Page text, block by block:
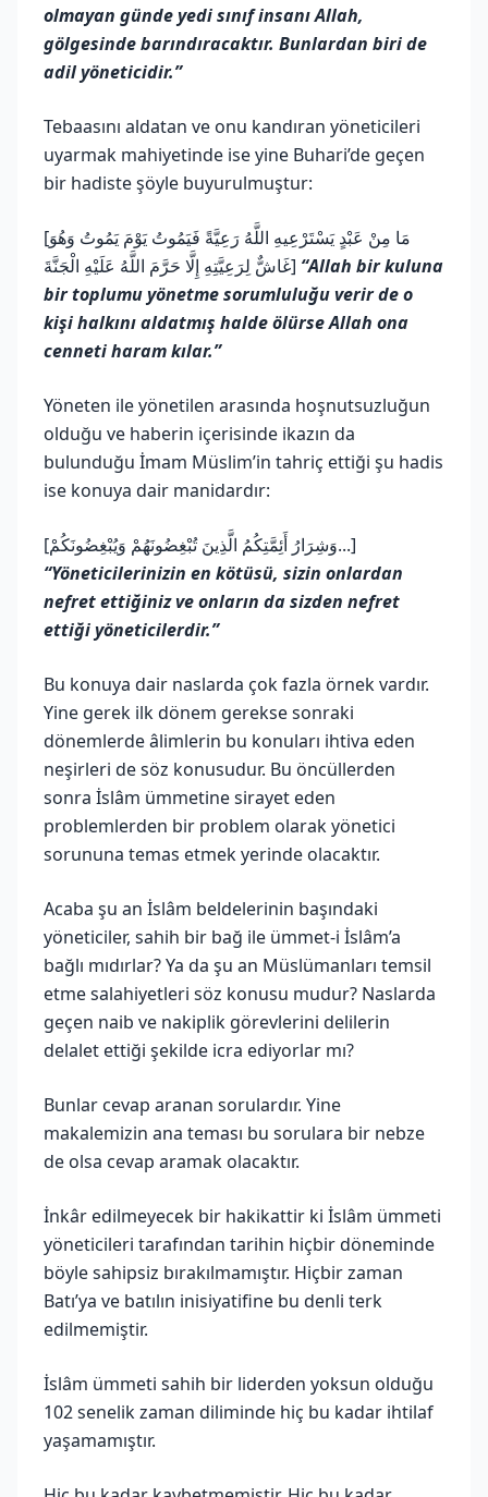
olmayan günde yedi sınıf insanı Allah,
gölgesinde barındıracaktır. Bunlardan biri de
adil yöneticidir.”
Tebaasını aldatan ve onu kandıran yöneticileri
uyarmak mahiyetinde ise yine Buhari’de geçen
bir hadiste şöyle buyurulmuştur:
[مَا مِنْ عَبْدٍ يَسْتَرْعِيهِ اللَّهُ رَعِيَّةً فَيَمُوتُ يَوْمَ يَمُوتُ وَهُوَ
غَاشٌّ لِرَعِيَّتِهِ إِلَّا حَرَّمَ اللَّهُ عَلَيْهِ الْجَنَّةَ] “Allah bir kuluna
bir toplumu yönetme sorumluluğu verir de o
kişi halkını aldatmış halde ölürse Allah ona
cenneti haram kılar.”
Yöneten ile yönetilen arasında hoşnutsuzluğun
olduğu ve haberin içerisinde ikazın da
bulunduğu İmam Müslim’in tahriç ettiği şu hadis
ise konuya dair manidardır:
[وَشِرَارُ أَئِمَّتِكُمُ الَّذِينَ تُبْغِضُونَهُمْ وَيُبْغِضُونَكُمْ...]
“Yöneticilerinizin en kötüsü, sizin onlardan
nefret ettiğiniz ve onların da sizden nefret
ettiği yöneticilerdir.”
Bu konuya dair naslarda çok fazla örnek vardır.
Yine gerek ilk dönem gerekse sonraki
dönemlerde âlimlerin bu konuları ihtiva eden
neşirleri de söz konusudur. Bu öncüllerden
sonra İslâm ümmetine sirayet eden
problemlerden bir problem olarak yönetici
sorununa temas etmek yerinde olacaktır.
Acaba şu an İslâm beldelerinin başındaki
yöneticiler, sahih bir bağ ile ümmet-i İslâm’a
bağlı mıdırlar? Ya da şu an Müslümanları temsil
etme salahiyetleri söz konusu mudur? Naslarda
geçen naib ve nakiplik görevlerini delilerin
delalet ettiği şekilde icra ediyorlar mı?
Bunlar cevap aranan sorulardır. Yine
makalemizin ana teması bu sorulara bir nebze
de olsa cevap aramak olacaktır.
İnkâr edilmeyecek bir hakikattir ki İslâm ümmeti
yöneticileri tarafından tarihin hiçbir döneminde
böyle sahipsiz bırakılmamıştır. Hiçbir zaman
Batı’ya ve batılın inisiyatifine bu denli terk
edilmemiştir.
İslâm ümmeti sahih bir liderden yoksun olduğu
102 senelik zaman diliminde hiç bu kadar ihtilaf
yaşamamıştır.